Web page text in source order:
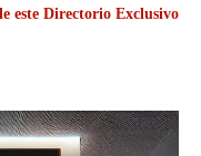
este Directorio Exclusivo